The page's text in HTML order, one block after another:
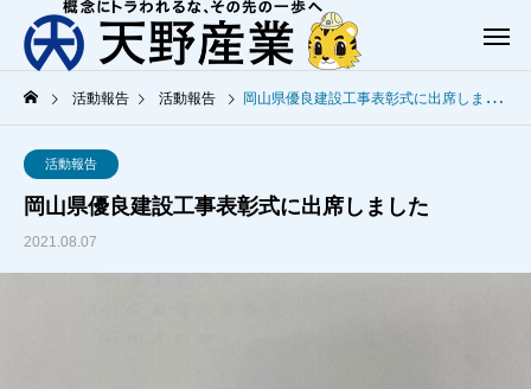
活動報告 活動報告 岡山県優良建設工事表彰式に出席しました
活動報告
岡山県優良建設工事表彰式に出席しました
2021.08.07